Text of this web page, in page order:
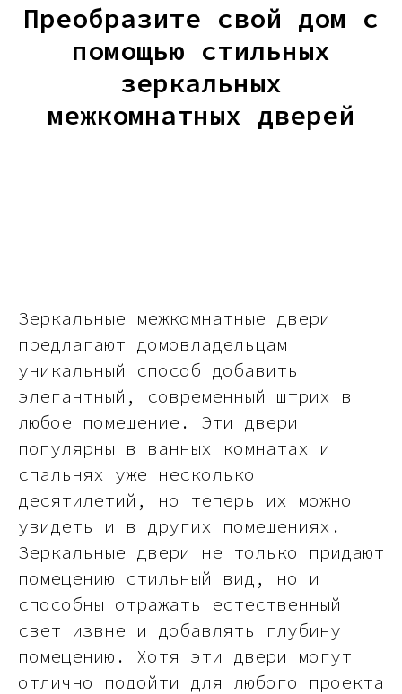
Преобразите свой дом с
помощью стильных
зеркальных
межкомнатных дверей
Зеркальные межкомнатные двери
предлагают домовладельцам
уникальный способ добавить
элегантный, современный штрих в
любое помещение. Эти двери
популярны в ванных комнатах и
спальнях уже несколько
десятилетий, но теперь их можно
увидеть и в других помещениях.
Зеркальные двери не только придают
помещению стильный вид, но и
способны отражать естественный
свет извне и добавлять глубину
помещению. Хотя эти двери могут
отлично подойти для любого проекта